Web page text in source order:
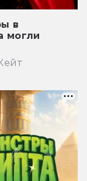
в
могли